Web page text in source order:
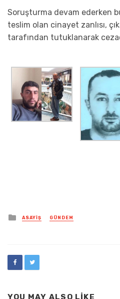
Soruşturma devam ederken
teslim olan cinayet zanlısı,
tarafından tutuklanarak
Posted
in
ASAYIŞ GÜNDEM
YOU MAY ALSO LIKE